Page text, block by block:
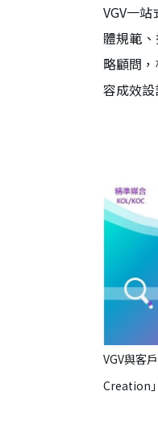
VGV一
體規範
略顧問
容成效
VGV與客
Creation